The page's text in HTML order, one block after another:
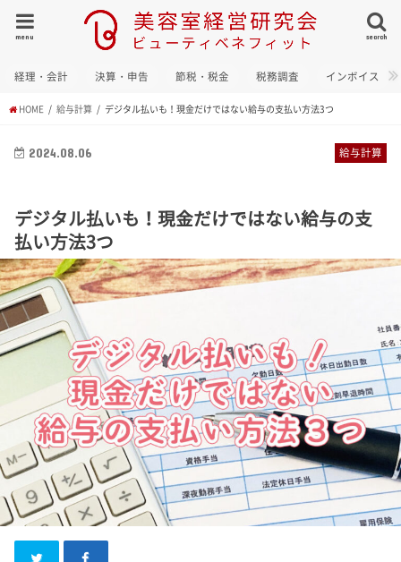
search
menu
経理・会計 決算・申告 節税・税金 税務調査 インボイス
HOME 給与計算 デジタル払いも！現金だけではない給与の支払い方法3つ
給与計算
2024.08.06
デジタル払いも！現金だけではない給与の支
払い方法3つ